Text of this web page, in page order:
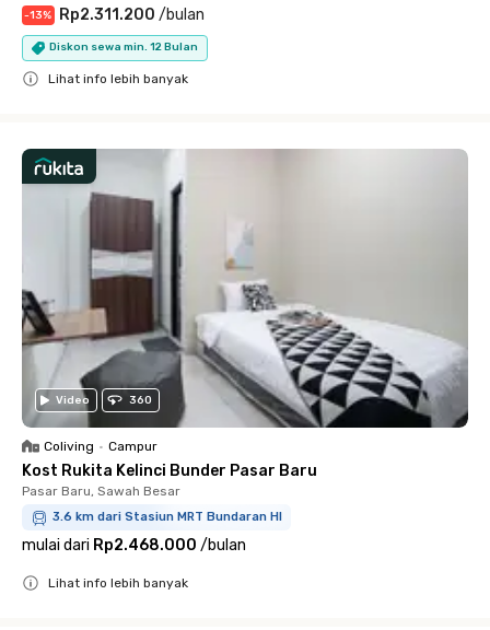
-13% Rp2.311.200 /bulan
Diskon sewa min. 12 Bulan
Lihat info lebih banyak
Video 360
Coliving • Campur
Kost Rukita Kelinci Bunder Pasar Baru
Pasar Baru, Sawah Besar
3.6 km dari Stasiun MRT Bundaran HI
mulai dari Rp2.468.000 /bulan
Lihat info lebih banyak